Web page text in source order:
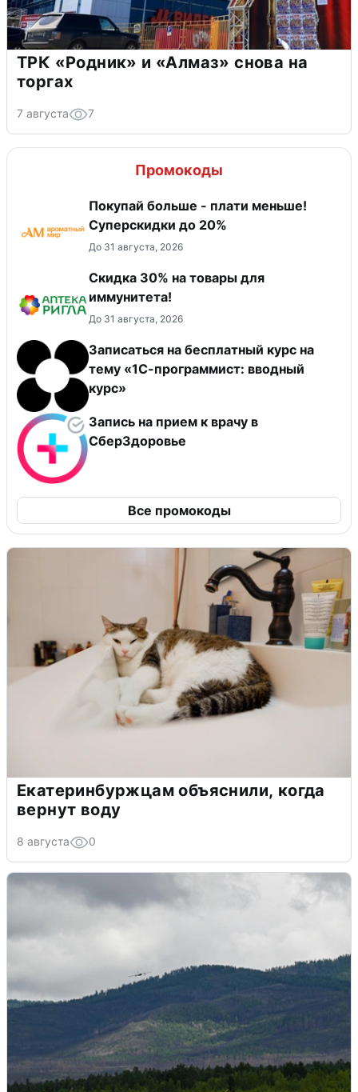
ТРК «Родник» и «Алмаз» снова на
торгах
7 августа 7
Промокоды
Покупай больше - плати меньше!
Суперскидки до 20%
До 31 августа, 2026
Скидка 30% на товары для
иммунитета!
До 31 августа, 2026
Записаться на бесплатный курс на
тему «1С-программист: вводный
курс»
Запись на прием к врачу в
СберЗдоровье
Все промокоды
Екатеринбуржцам объяснили, когда
вернут воду
8 августа 0